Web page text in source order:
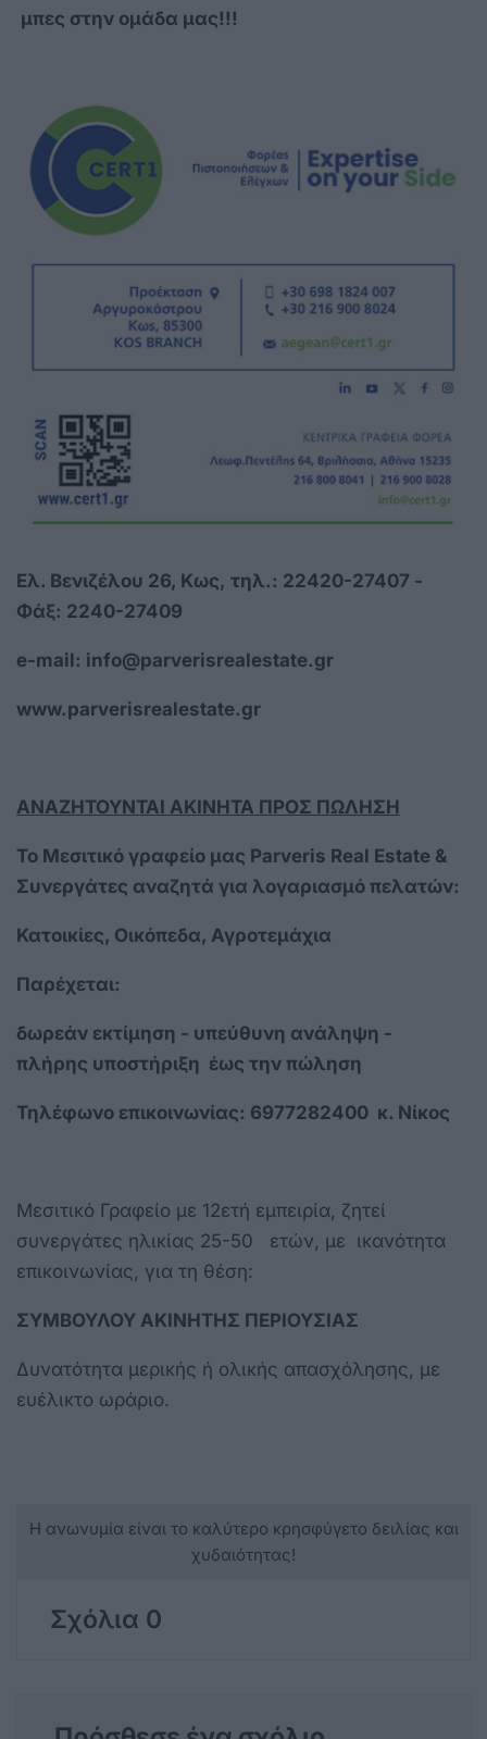
μπες στην ομάδα μας!!!
Ελ. Βενιζέλου 26, Κως, τηλ.: 22420-27407 -
Φάξ: 2240-27409
e-mail: info@parverisrealestate.gr
www.parverisrealestate.gr
ΑΝΑΖΗΤΟΥΝΤΑΙ ΑΚΙΝΗΤΑ ΠΡΟΣ ΠΩΛΗΣΗ
Το Μεσιτικό γραφείο μας Parveris Real Estate &
Συνεργάτες αναζητά για λογαριασμό πελατών:
Κατοικίες, Οικόπεδα, Αγροτεμάχια
Παρέχεται:
δωρεάν εκτίμηση - υπεύθυνη ανάληψη -
πλήρης υποστήριξη έως την πώληση
Τηλέφωνο επικοινωνίας: 6977282400 κ. Νίκος
Μεσιτικό Γραφείο με 12ετή εμπειρία, ζητεί
συνεργάτες ηλικίας 25-50 ετών, με ικανότητα
επικοινωνίας, για τη θέση:
ΣΥΜΒΟΥΛΟΥ ΑΚΙΝΗΤΗΣ ΠΕΡΙΟΥΣΙΑΣ
Δυνατότητα μερικής ή ολικής απασχόλησης, με
ευέλικτο ωράριο.
Η ανωνυμία είναι το καλύτερο κρησφύγετο δειλίας και
χυδαιότητας!
Σχόλια 0